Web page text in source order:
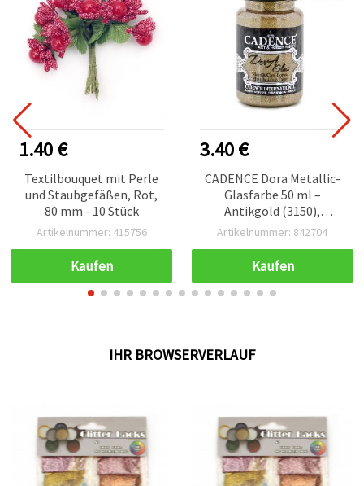
1.40 €
Textilbouquet mit Perle
und Staubgefäßen, Rot,
80 mm - 10 Stück
Artikelnummer: 415756
Kaufen
3.40 €
CADENCE Dora Metallic-
Glasfarbe 50 ml –
Antikgold (3150),
Goldton-Finish für
Basteln & Deko-Projekte
Artikelnummer: 842704
Kaufen
IHR BROWSERVERLAUF